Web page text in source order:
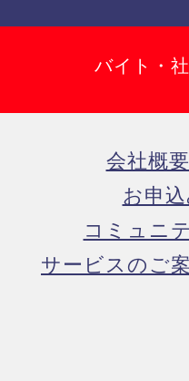
バイト・
会社概要
お申
コミュニ
サービスのご